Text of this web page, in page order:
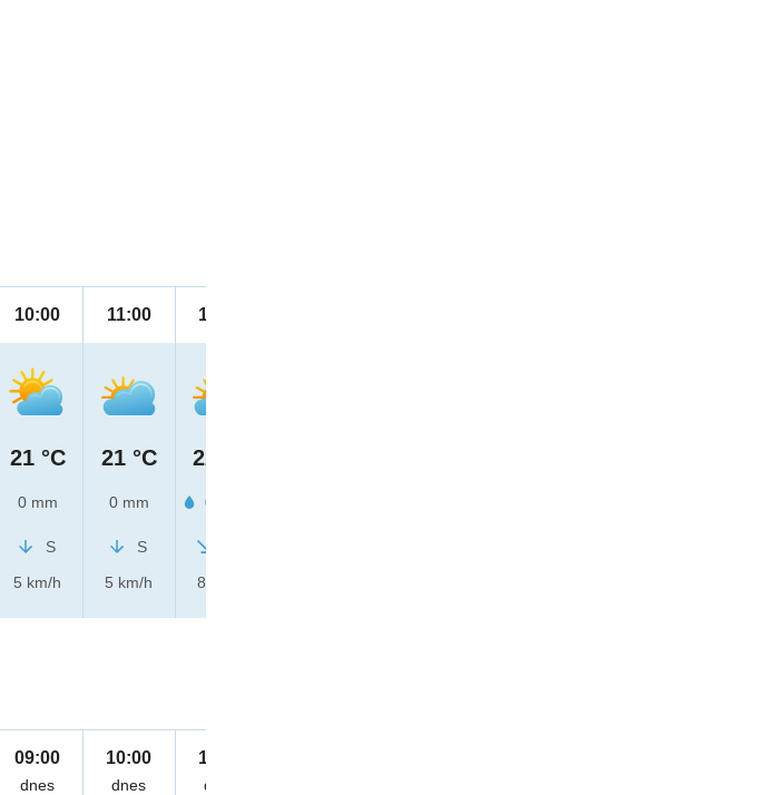
10:00
21 °C
0 mm
S
5 km/h
11:00
21 °C
0 mm
S
5 km/h
12:00
22 °C
0.2 mm
8 km/h
09:00
dnes
10:00
dnes
11:00
dnes